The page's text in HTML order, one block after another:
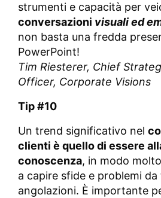
strumenti e capacità per
conversazioni visuali ed
non basta una fredda
PowerPoint!
Tim Riesterer, Chief
Officer, Corporate Visions
Tip #10
Un trend significativo nel
clienti è quello di essere
conoscenza, in modo
a capire sfide e problemi
angolazioni. È importante